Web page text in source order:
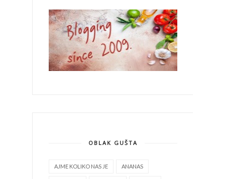
OBLAK GUŠTA
AJME KOLIKO NAS JE ANANAS